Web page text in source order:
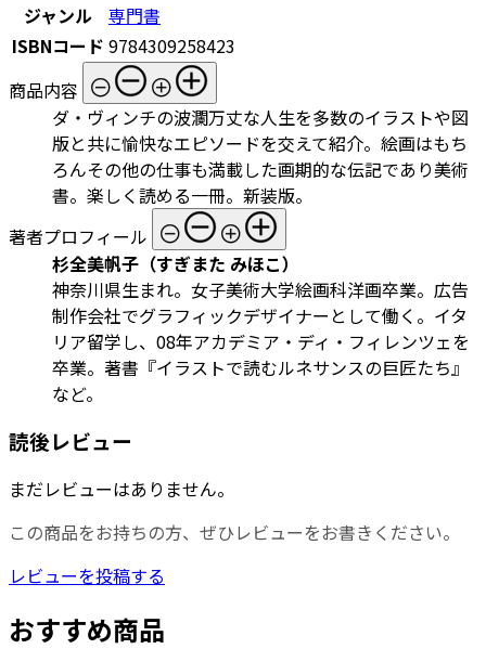
ジャンル
専門書
ISBNコード 9784309258423
商品内容
ダ・ヴィンチの波瀾万丈な人生を多数のイラストや図
版と共に愉快なエピソードを交えて紹介。絵画はもち
ろんその他の仕事も満載した画期的な伝記であり美術
書。楽しく読める一冊。新装版。
著者プロフィール
杉全美帆子（すぎまた みほこ）
神奈川県生まれ。女子美術大学絵画科洋画卒業。広告
制作会社でグラフィックデザイナーとして働く。イタ
リア留学し、08年アカデミア・ディ・フィレンツェを
卒業。著書『イラストで読むルネサンスの巨匠たち』
など。
読後レビュー
まだレビューはありません。
この商品をお持ちの方、ぜひレビューをお書きください。
レビューを投稿する
おすすめ商品